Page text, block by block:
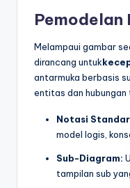
Melampaui gambar
dirancang untuk
antarmuka berbasis
entitas dan hubungan
Notasi Standar
model logis,
Sub-Diagram:
tampilan sub